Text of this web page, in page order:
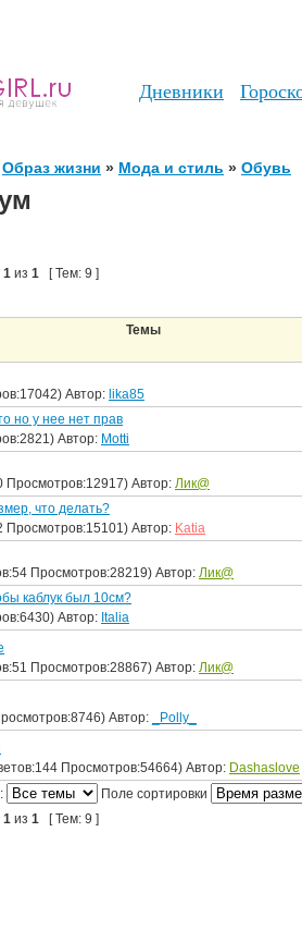
Дневники
Образ жизни » Мода и стиль » Обувь
1 из 1 [ Тем: 9 ]
Темы
Автор: lika85
но у нее нет прав
Автор: Motti
Просмотров:12917) Автор: Лик@
что делать?
Просмотров:15101) Автор: Katia
Просмотров:28219) Автор: Лик@
каблук был 10см?
Автор: Italia
Просмотров:28867) Автор: Лик@
Автор:
_Polly_
Просмотров:54664) Автор: Dashaslove
Поле сортировки
1 из 1 [ Тем: 9 ]